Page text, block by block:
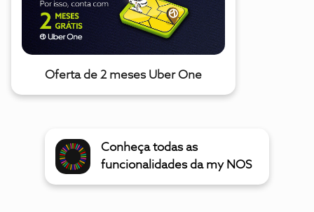
Oferta de 2 meses Uber One
Conheça todas as
funcionalidades da my NOS